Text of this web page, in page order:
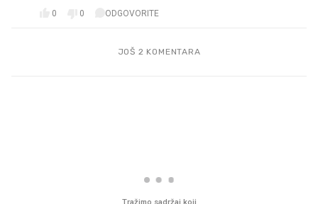
0 0 ODGOVORITE
JOŠ 2 KOMENTARA